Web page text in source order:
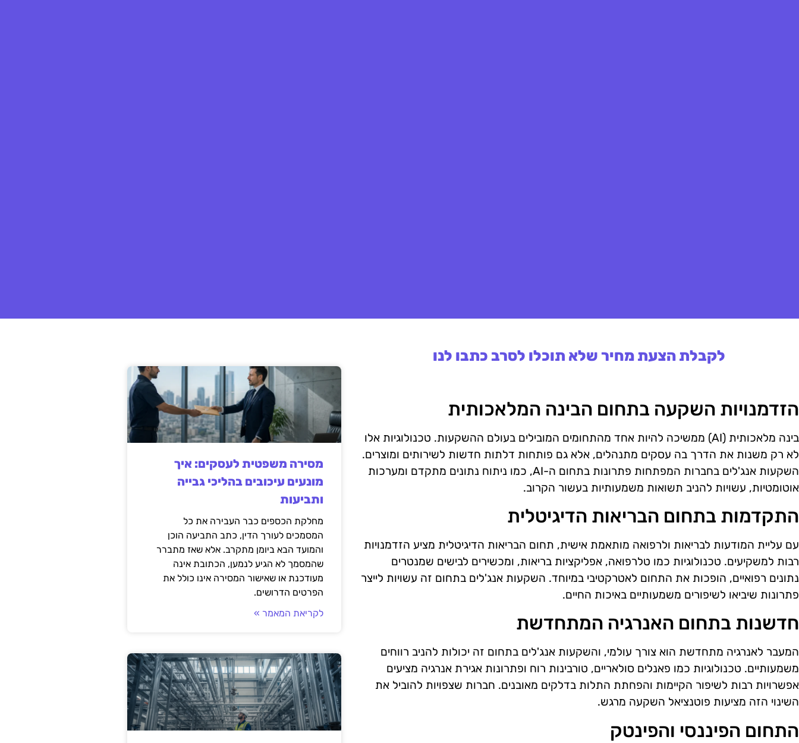
לקבלת הצעת מחיר שלא תוכלו לסרב כתבו לנו
הזדמנויות השקעה בתחום הבינה המלאכותית
בינה מלאכותית (AI) ממשיכה להיות אחד מהתחומים המובילים בעולם ההשקעות. טכנולוגיות אלו
לא רק משנות את הדרך בה עסקים מתנהלים, אלא גם פותחות דלתות חדשות לשירותים ומוצרים.
השקעות אנג'לים בחברות המפתחות פתרונות בתחום ה-AI, כמו ניתוח נתונים מתקדם ומערכות
אוטומטיות, עשויות להניב תשואות משמעותיות בעשור הקרוב.
התקדמות בתחום הבריאות הדיגיטלית
עם עליית המודעות לבריאות ולרפואה מותאמת אישית, תחום הבריאות הדיגיטלית מציע הזדמנויות
רבות למשקיעים. טכנולוגיות כמו טלרפואה, אפליקציות בריאות, ומכשירים לבישים שמנטרים
נתונים רפואיים, הופכות את התחום לאטרקטיבי במיוחד. השקעות אנג'לים בתחום זה עשויות לייצר
פתרונות שיביאו לשיפורים משמעותיים באיכות החיים.
חדשנות בתחום האנרגיה המתחדשת
המעבר לאנרגיה מתחדשת הוא צורך עולמי, והשקעות אנג'לים בתחום זה יכולות להניב רווחים
משמעותיים. טכנולוגיות כמו פאנלים סולאריים, טורבינות רוח ופתרונות אגירת אנרגיה מציעים
אפשרויות רבות לשיפור הקיימות והפחתת התלות בדלקים מאובנים. חברות שצפויות להוביל את
השינוי הזה מציעות פוטנציאל השקעה מרגש.
התחום הפיננסי והפינטק
מסירה משפטית לעסקים: איך
מונעים עיכובים בהליכי גבייה
ותביעות
מחלקת הכספים כבר העבירה את כל
המסמכים לעורך הדין, כתב התביעה הוכן
והמועד הבא ביומן מתקרב. אלא שאז מתברר
שהמסמך לא הגיע לנמען, הכתובת אינה
מעודכנת או שאישור המסירה אינו כולל את
הפרטים הדרושים.
לקריאת המאמר »